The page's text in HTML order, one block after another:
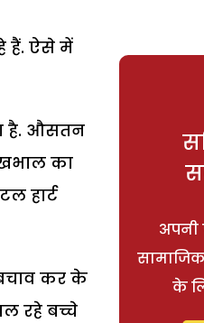
हैं. ऐसे में
है. औसतन
का
हार्ट
कर के
रहे बच्चे
अपनी
सामाजिक
के